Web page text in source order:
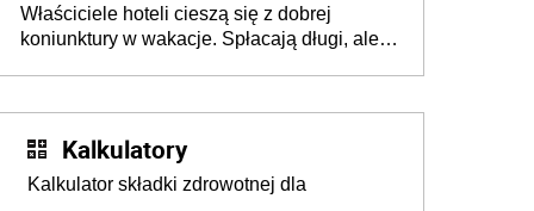
tam, gdzie wielu spędzi urlop po cichu
Właściciele hoteli cieszą się z dobrej
koniunktury w wakacje. Spłacają długi, ale
Kalkulatory
Kalkulator składki zdrowotnej dla